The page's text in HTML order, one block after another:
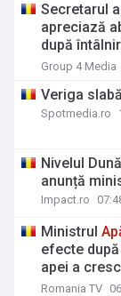
Secretarul
apreciază
după
securitate
Group 4 Media
Veriga
Spotmedia.ro
Nivelul
anunță
Impact.ro
Ministrul
efecte după
apei a
trecută”
Romania TV